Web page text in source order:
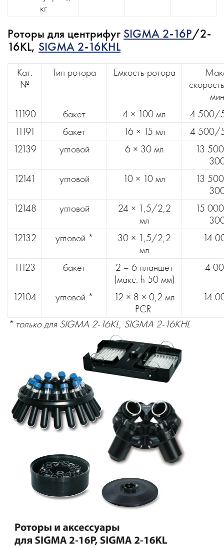
кг
Роторы для центрифуг SIGMA 2-16P/2-
16KL, SIGMA 2-16KHL
Кат.
№
Тип ротора Емкость ротора
мин
11190
бакет 4 × 100 мл
4 500/
11191
бакет 16 × 15 мл
4 500/
12139
угловой 6 × 30 мл
13
12141
угловой 10 × 10 мл
13
12148
угловой
24 × 1,5/2,2
мл
15
12132
угловой *
30 × 1,5/2,2
мл
14
11123 бакет
2 – 6 планшет
(макс. h 50 мм)
4
12104 угловой *
12 × 8 × 0,2 мл
PCR
14
* только для SIGMA 2-16KL, SIGMA 2-16KHL